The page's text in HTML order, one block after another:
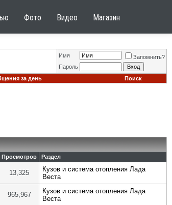
Фото Видео Магазин
Имя
Запомнить?
Пароль
за день Поиск
Просмотров Раздел
13,325
Кузов и система отопления Лада
Веста
965,967
Кузов и система отопления Лада
Веста